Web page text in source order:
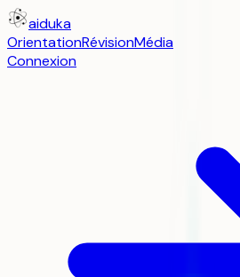
aiduka
OrientationRévisionMédia
Connexion